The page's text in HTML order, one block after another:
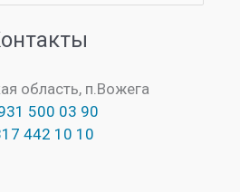
область, п.Вожега
500 03 90
442 10 10